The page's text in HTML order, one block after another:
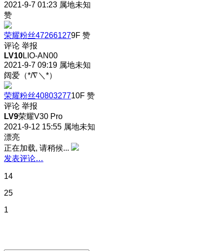
2021-9-7 01:23 属地未知
赞
荣耀粉丝472661279F 赞
评论 举报
LV10LIO-AN00
2021-9-7 09:19 属地未知
阔爱（*/∇＼*）
荣耀粉丝4080327710F 赞
评论 举报
LV9荣耀V30 Pro
2021-9-12 15:55 属地未知
漂亮
正在加载, 请稍候...
发表评论…
14
25
1